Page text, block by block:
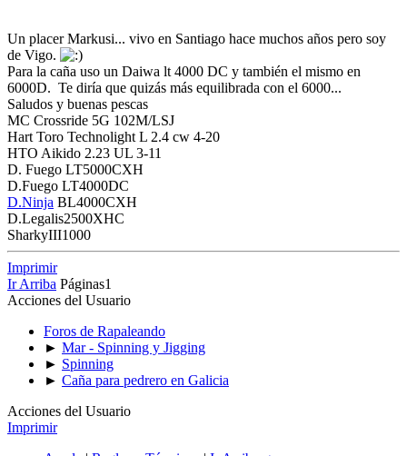
Un placer Markusi... vivo en Santiago hace muchos años pero soy
de Vigo.
Para la caña uso un Daiwa lt 4000 DC y también el mismo en
6000D. Te diría que quizás más equilibrada con el 6000...
Saludos y buenas pescas
MC Crossride 5G 102M/LSJ
Hart Toro Technolight L 2.4 cw 4-20
HTO Aikido 2.23 UL 3-11
D. Fuego LT5000CXH
D.Fuego LT4000DC
D.Ninja BL4000CXH
D.Legalis2500XHC
SharkyIII1000
Imprimir
Ir Arriba Páginas1
Acciones del Usuario
Foros de Rapaleando
► Mar - Spinning y Jigging
► Spinning
► Caña para pedrero en Galicia
Acciones del Usuario
Imprimir